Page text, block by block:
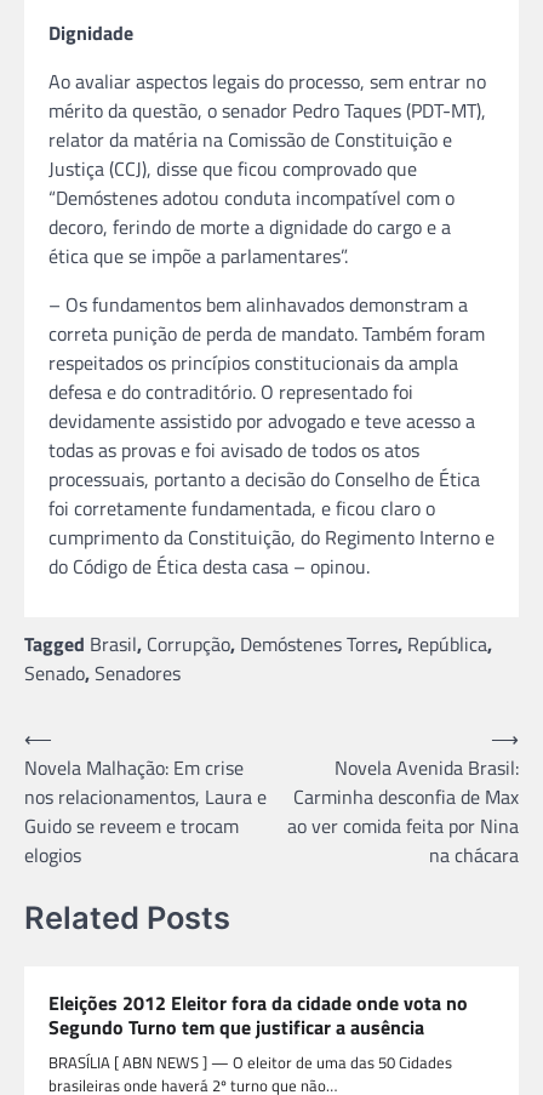
Dignidade
Ao avaliar aspectos legais do processo, sem entrar no
mérito da questão, o senador Pedro Taques (PDT-MT),
relator da matéria na Comissão de Constituição e
Justiça (CCJ), disse que ficou comprovado que
“Demóstenes adotou conduta incompatível com o
decoro, ferindo de morte a dignidade do cargo e a
ética que se impõe a parlamentares”.
– Os fundamentos bem alinhavados demonstram a
correta punição de perda de mandato. Também foram
respeitados os princípios constitucionais da ampla
defesa e do contraditório. O representado foi
devidamente assistido por advogado e teve acesso a
todas as provas e foi avisado de todos os atos
processuais, portanto a decisão do Conselho de Ética
foi corretamente fundamentada, e ficou claro o
cumprimento da Constituição, do Regimento Interno e
do Código de Ética desta casa – opinou.
Tagged Brasil, Corrupção, Demóstenes Torres, República,
Senado,Senadores
Navegação
de
Post
⟵
Novela Malhação: Em crise
nos relacionamentos, Laura e
Guido se reveem e trocam
elogios
Novela Avenida Brasil:
Carminha desconfia de Max
ao ver comida feita por Nina
na chácara
⟶
Related Posts
Eleições 2012 Eleitor fora da cidade onde vota no
Segundo Turno tem que justificar a ausência
BRASÍLIA [ ABN NEWS ] — O eleitor de uma das 50 Cidades
brasileiras onde haverá 2º turno que não…